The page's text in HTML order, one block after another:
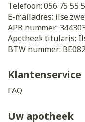
Telefoon: 056 75 55
E-mailadres:
APB nummer: 344303
Apotheek titularis:
BTW nummer:
Klantenservice
FAQ
Uw apotheek